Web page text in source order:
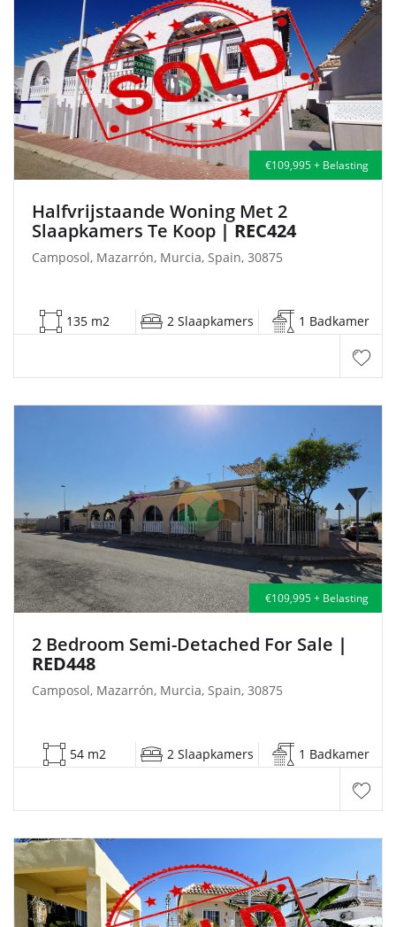
€109,995 + Belasting
Halfvrijstaande Woning Met 2
Slaapkamers Te Koop | REC424
Camposol, Mazarrón, Murcia, Spain, 30875
135 m2 2 Slaapkamers 1 Badkamer
€109,995 + Belasting
2 Bedroom Semi-Detached For Sale |
RED448
Camposol, Mazarrón, Murcia, Spain, 30875
54 m2 2 Slaapkamers 1 Badkamer